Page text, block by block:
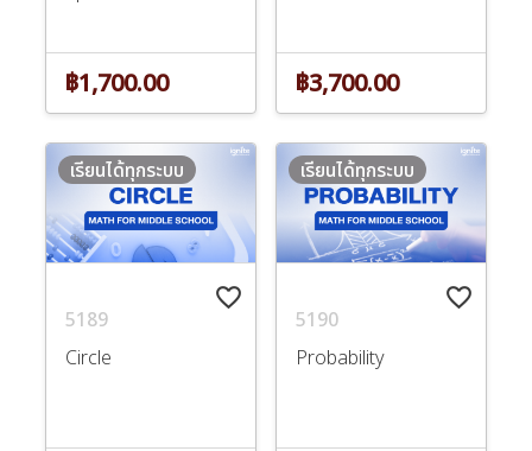
฿1,700.00 ฿3,700.00
favorite_border
5189
Circle
เรียนได้ทุกระบบ
favorite_border
5190
Probability
เรียนได้ทุกระบบ